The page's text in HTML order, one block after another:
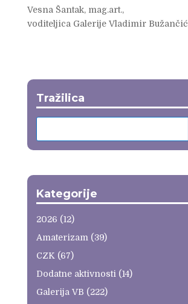
Vesna Šantak, mag.art.,
voditeljica Galerije Vladimir Bužančić
Tražilica
Kategorije
2026 (12)
Amaterizam (39)
CZK (67)
Dodatne aktivnosti (14)
Galerija VB (222)